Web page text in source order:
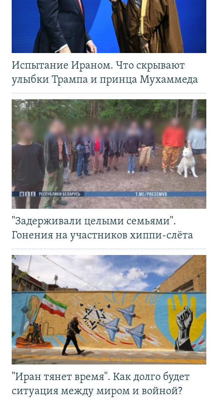
Испытание Ираном. Что скрывают
улыбки Трампа и принца Мухаммеда
"Задерживали целыми семьями".
Гонения на участников хиппи-слёта
"Иран тянет время". Как долго будет
ситуация между миром и войной?